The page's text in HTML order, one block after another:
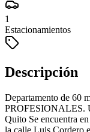
1
Estacionamientos
Descripción
Departamento de 60
PROFESIONALES.
Quito Se encuentra